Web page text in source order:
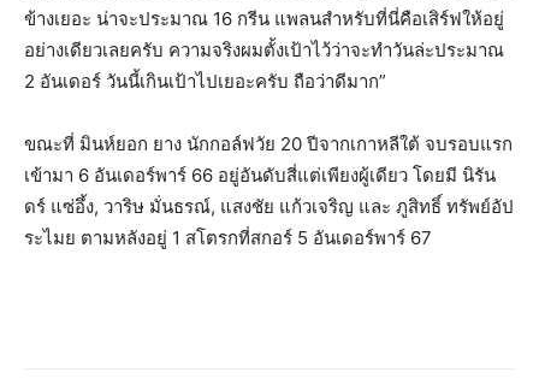
ข้างเยอะ น่าจะประมาณ 16 กรีน แพลนสำหรับที่นี่คือเสิร์ฟให้อยู่
อย่างเดียวเลยครับ ความจริงผมตั้งเป้าไว้ว่าจะทำวันล่ะประมาณ
2 อันเดอร์ วันนี้เกินเป้าไปเยอะครับ ถือว่าดีมาก”
ขณะที่ มินห์ยอก ยาง นักกอล์ฟวัย 20 ปีจากเกาหลีใต้ จบรอบแรก
เข้ามา 6 อันเดอร์พาร์ 66 อยู่อันดับสี่แต่เพียงผู้เดียว โดยมี นิรัน
ดร์ แซ่อึ้ง, วาริษ มั่นธรณ์, แสงชัย แก้วเจริญ และ ภูสิทธิ์ ทรัพย์อัป
ระไมย ตามหลังอยู่ 1 สโตรกที่สกอร์ 5 อันเดอร์พาร์ 67